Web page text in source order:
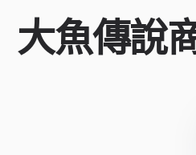
大魚傳說